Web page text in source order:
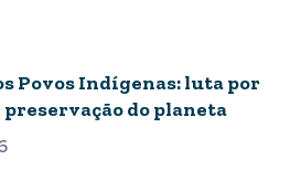
Povos Indígenas: luta por
do planeta